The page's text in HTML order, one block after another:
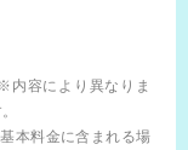
内容により異なりま
本料金に含まれる場